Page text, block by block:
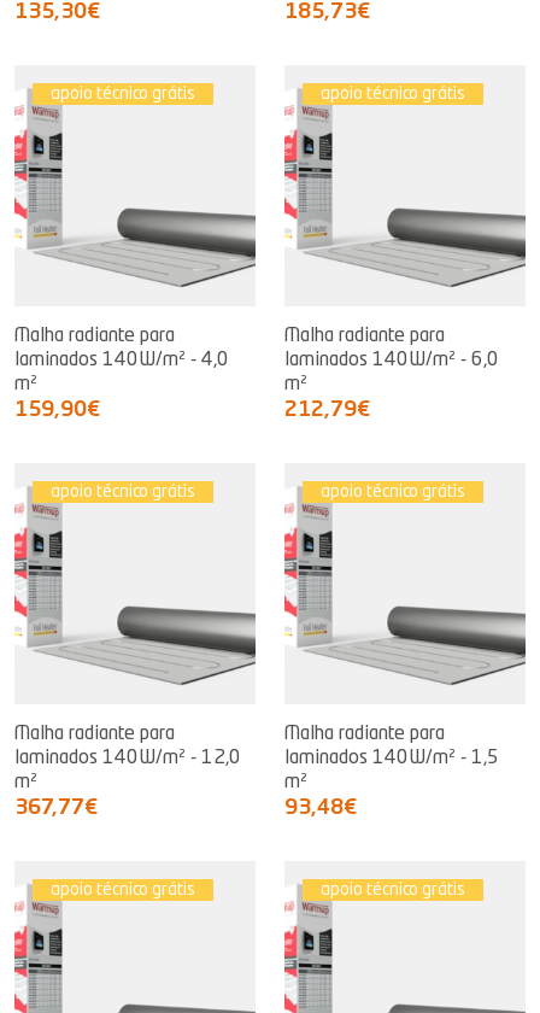
135,30€ 185,73€
apoio técnico grátis
Malha radiante para
laminados 140W/m² - 4,0
m²
159,90€
apoio técnico grátis
Malha radiante para
laminados 140W/m² - 6,0
m²
212,79€
apoio técnico grátis
Malha radiante para
laminados 140W/m² - 12,0
m²
367,77€
apoio técnico grátis
Malha radiante para
laminados 140W/m² - 1,5
m²
93,48€
apoio técnico grátis apoio técnico grátis